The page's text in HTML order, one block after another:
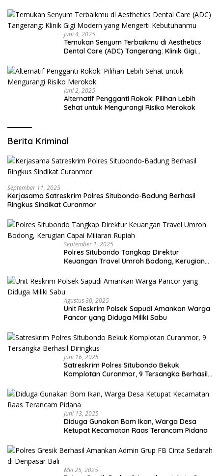
Juni 4, 2025
Temukan Senyum Terbaikmu di Aesthetics
Dental Care (ADC) Tangerang: Klinik Gigi
Juni 2, 2025
Alternatif Pengganti Rokok: Pilihan Lebih
Sehat untuk Mengurangi Risiko Merokok
Berita Kriminal
September 11, 2025
Kerjasama Satreskrim Polres Situbondo-Badung Berhasil
Ringkus Sindikat Curanmor
September 1, 2025
Polres Situbondo Tangkap Direktur
Keuangan Travel Umroh Bodong, Kerugian
Agustus 30, 2025
Unit Reskrim Polsek Sapudi Amankan Warga
Pancor yang Diduga Miliki Sabu
Juni 16, 2025
Satreskrim Polres Situbondo Bekuk
Komplotan Curanmor, 9 Tersangka Berhasil
Juni 13, 2025
Diduga Gunakan Bom Ikan, Warga Desa
Ketupat Kecamatan Raas Terancam Pidana
Mei 25, 2025